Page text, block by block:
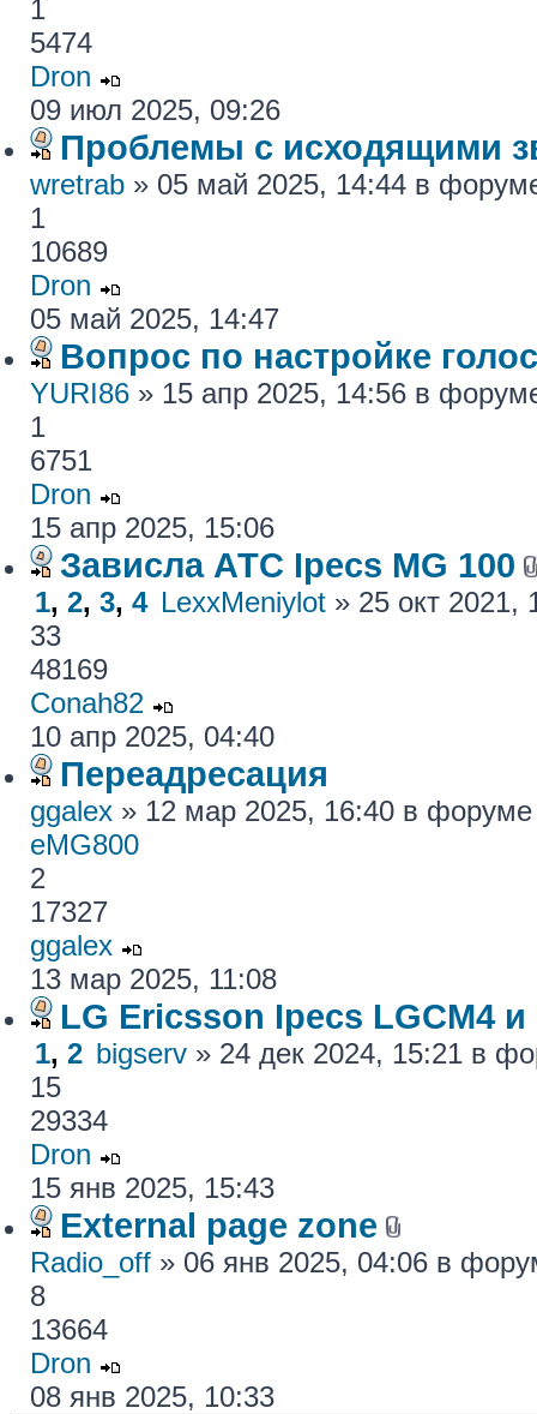
1
5474
Dron
09 июл 2025, 09:26
Проблемы с исходящими
wretrab » 05 май 2025, 14:44 в
1
10689
Dron
05 май 2025, 14:47
Вопрос по настройке
YURI86 » 15 апр 2025, 14:56 в
1
6751
Dron
15 апр 2025, 15:06
Зависла АТС Ipecs MG 100
1, 2, 3, 4 LexxMeniylot » 25 окт
33
48169
Conah82
10 апр 2025, 04:40
Переадресация
ggalex » 12 мар 2025, 16:40 в
eMG800
2
17327
ggalex
13 мар 2025, 11:08
LG Ericsson Ipecs LGCM4 и
1, 2 bigserv » 24 дек 2024, 15:21 в
15
29334
Dron
15 янв 2025, 15:43
External page zone
Radio_off » 06 янв 2025, 04:06 в
8
13664
Dron
08 янв 2025, 10:33